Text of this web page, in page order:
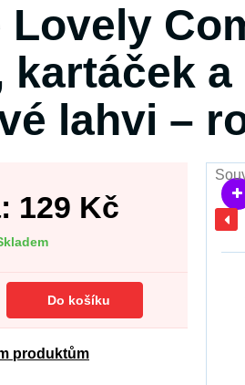
kartáček
lahvi –
129 Kč
Do košíku
produktům